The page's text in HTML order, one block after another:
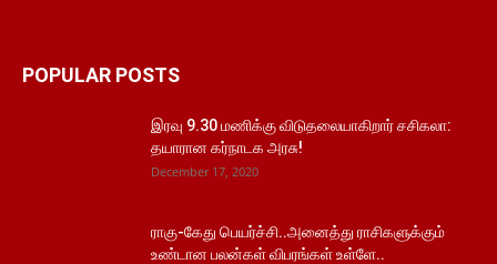
POPULAR POSTS
இரவு 9.30 மணிக்கு விடுதலையாகிறார் சசிகலா:
தயாரான கர்நாடக அரசு!
December 17, 2020
ராகு-கேது பெயர்ச்சி..அனைத்து ராசிகளுக்கும்
உண்டான பலன்கள் விபரங்கள் உள்ளே..